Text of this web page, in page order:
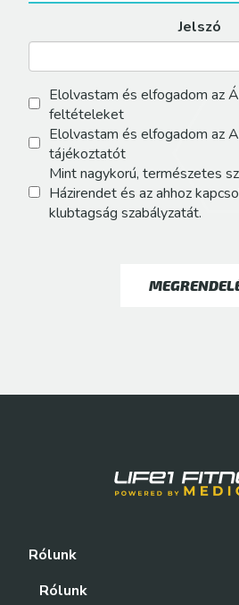
Jelszó
Elolvastam és elfogadom az
feltételeket
Elolvastam és elfogadom az
tájékoztatót
Mint nagykorú, természetes
Házirendet és az ahhoz
klubtagság szabályzatát.
Rólunk
Rólunk